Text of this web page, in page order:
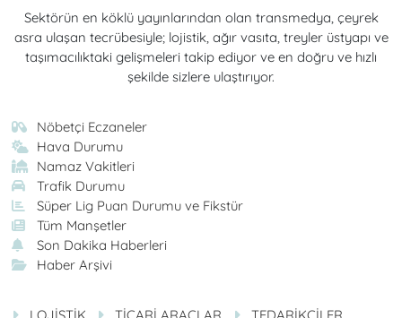
Sektörün en köklü yayınlarından olan transmedya, çeyrek
asra ulaşan tecrübesiyle; lojistik, ağır vasıta, treyler üstyapı ve
taşımacılıktaki gelişmeleri takip ediyor ve en doğru ve hızlı
şekilde sizlere ulaştırıyor.
Nöbetçi Eczaneler
Hava Durumu
Namaz Vakitleri
Trafik Durumu
Süper Lig Puan Durumu ve Fikstür
Tüm Manşetler
Son Dakika Haberleri
Haber Arşivi
LOJİSTİK TİCARİ ARAÇLAR TEDARİKÇİLER